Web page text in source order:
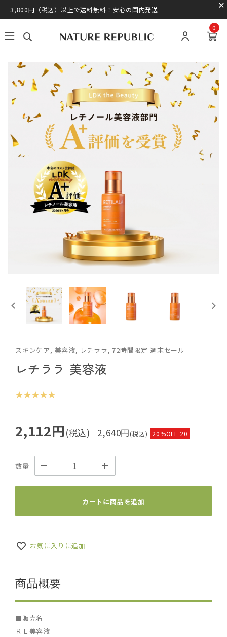
3,800円（税込）以上で送料無料！安心の国内発送
0
スキンケア, 美容液, レチララ, 72時間限定 週末セール
レチララ 美容液
★ ★ ★ ★ ★
2,112円 (税込) 2,640円(税込) 20%OFF 20
数量
カートに商品を追加
お気に入りに追加
商品概要
■販売名
ＲＬ美容液